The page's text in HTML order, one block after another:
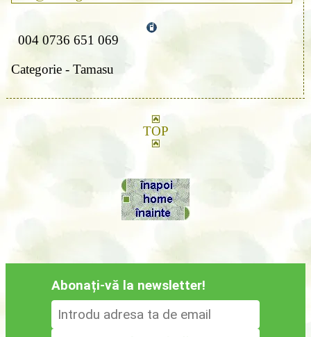
004 0736 651 069
Categorie - Tamasu
TOP
Abonați-vă la newsletter!